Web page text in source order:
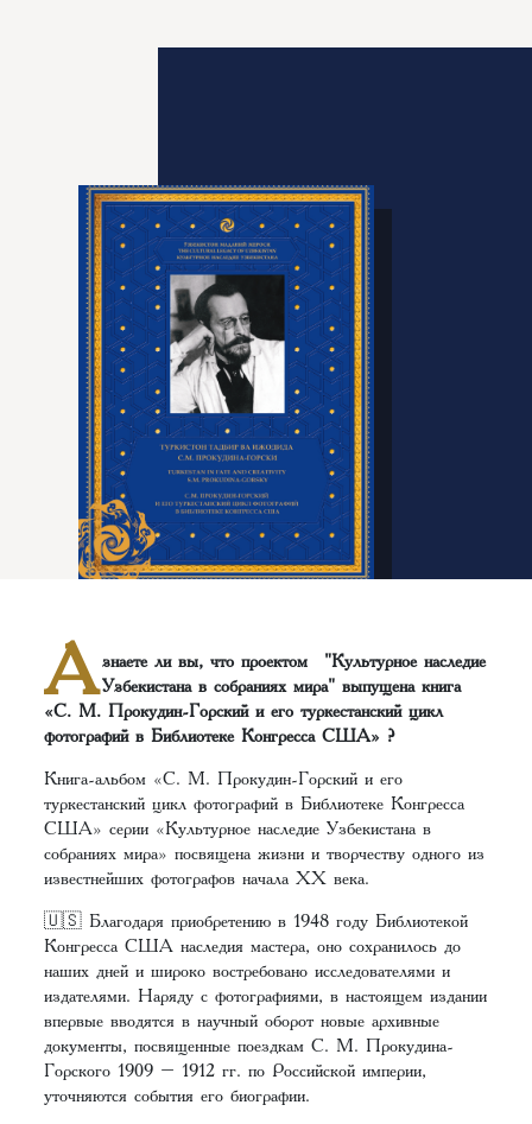
А знаете ли вы, что проектом "Культурное наследие
Узбекистана в собраниях мира" выпущена книга
«С. М. Прокудин-Горский и его туркестанский цикл
фотографий в Библиотеке Конгресса США» ?
Книга-альбом «С. М. Прокудин-Горский и его
туркестанский цикл фотографий в Библиотеке Конгресса
США» серии «Культурное наследие Узбекистана в
собраниях мира» посвящена жизни и творчеству одного из
известнейших фотографов начала ХХ века.
🇺🇸 Благодаря приобретению в 1948 году Библиотекой
Конгресса США наследия мастера, оно сохранилось до
наших дней и широко востребовано исследователями и
издателями. Наряду с фотографиями, в настоящем издании
впервые вводятся в научный оборот новые архивные
документы, посвященные поездкам С. М. Прокудина-
Горского 1909 – 1912 гг. по Российской империи,
уточняются события его биографии.